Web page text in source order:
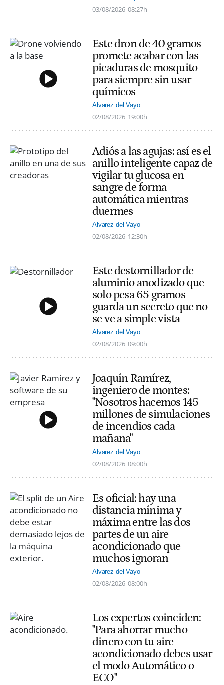
03/08/2026 08:27h
Este dron de 40 gramos
promete acabar con las
picaduras de mosquito
para siempre sin usar
químicos
Alvarez del Vayo
02/08/2026 19:00h
Adiós a las agujas: así es el
anillo inteligente capaz de
vigilar tu glucosa en
sangre de forma
automática mientras
duermes
Alvarez del Vayo
02/08/2026 12:30h
Este destornillador de
aluminio anodizado que
solo pesa 65 gramos
guarda un secreto que no
se ve a simple vista
Alvarez del Vayo
02/08/2026 09:00h
Joaquín Ramírez,
ingeniero de montes:
"Nosotros hacemos 145
millones de simulaciones
de incendios cada
mañana"
Alvarez del Vayo
02/08/2026 08:00h
Es oficial: hay una
distancia mínima y
máxima entre las dos
partes de un aire
acondicionado que
muchos ignoran
Alvarez del Vayo
02/08/2026 08:00h
Los expertos coinciden:
"Para ahorrar mucho
dinero con tu aire
acondicionado debes usar
el modo Automático o
ECO"